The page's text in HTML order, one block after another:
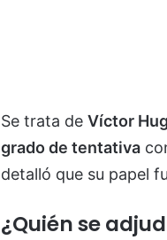
Se trata de Víctor
grado de tentativa
detalló que su papel
¿Quién se